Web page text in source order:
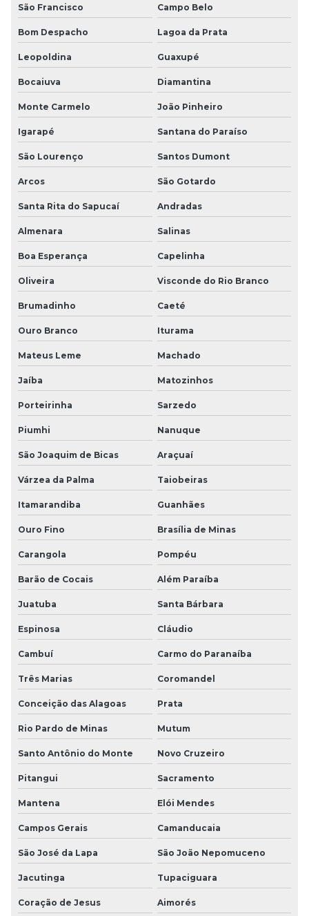
São Francisco Campo Belo
Bom Despacho Lagoa da Prata
Leopoldina Guaxupé
Bocaiuva Diamantina
Monte Carmelo João Pinheiro
Igarapé Santana do Paraíso
São Lourenço Santos Dumont
Arcos São Gotardo
Santa Rita do Sapucaí Andradas
Almenara Salinas
Boa Esperança Capelinha
Oliveira Visconde do Rio Branco
Brumadinho Caeté
Ouro Branco Iturama
Mateus Leme Machado
Jaíba Matozinhos
Porteirinha Sarzedo
Piumhi Nanuque
São Joaquim de Bicas Araçuaí
Várzea da Palma Taiobeiras
Itamarandiba Guanhães
Ouro Fino Brasília de Minas
Carangola Pompéu
Barão de Cocais Além Paraíba
Juatuba Santa Bárbara
Espinosa Cláudio
Cambuí Carmo do Paranaíba
Três Marias Coromandel
Conceição das Alagoas Prata
Rio Pardo de Minas Mutum
Santo Antônio do Monte Novo Cruzeiro
Pitangui Sacramento
Mantena Elói Mendes
Campos Gerais Camanducaia
São José da Lapa São João Nepomuceno
Jacutinga Tupaciguara
Coração de Jesus Aimorés